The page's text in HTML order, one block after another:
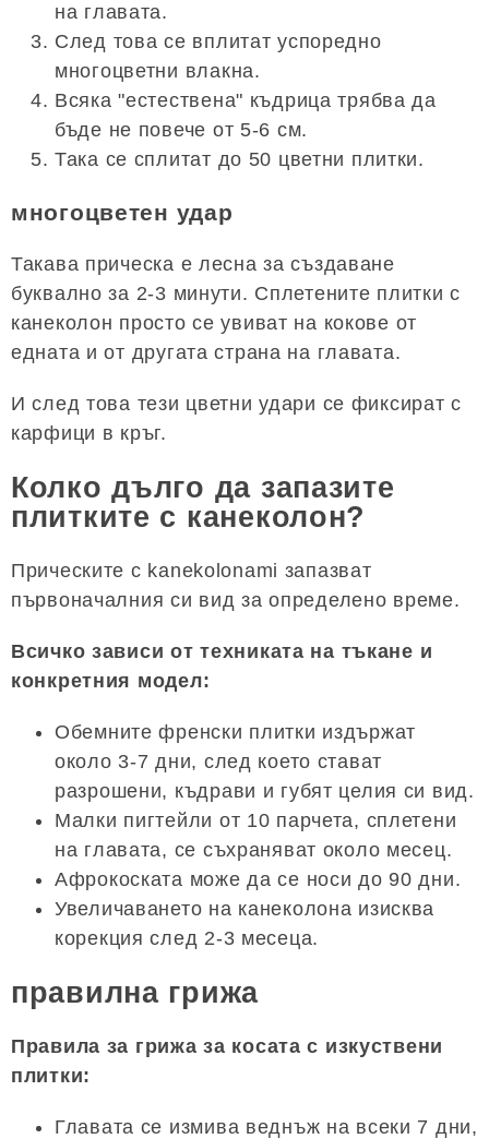
на главата.
След това се вплитат успоредно
многоцветни влакна.
Всяка "естествена" къдрица трябва да
бъде не повече от 5-6 см.
Така се сплитат до 50 цветни плитки.
многоцветен удар
Такава прическа е лесна за създаване
буквално за 2-3 минути. Сплетените плитки с
канеколон просто се увиват на кокове от
едната и от другата страна на главата.
И след това тези цветни удари се фиксират с
карфици в кръг.
Колко дълго да запазите
плитките с канеколон?
Прическите с kanekolonami запазват
първоначалния си вид за определено време.
Всичко зависи от техниката на тъкане и
конкретния модел:
Обемните френски плитки издържат
около 3-7 дни, след което стават
разрошени, къдрави и губят целия си вид.
Малки пигтейли от 10 парчета, сплетени
на главата, се съхраняват около месец.
Афрокоската може да се носи до 90 дни.
Увеличаването на канеколона изисква
корекция след 2-3 месеца.
правилна грижа
Правила за грижа за косата с изкуствени
плитки:
Главата се измива веднъж на всеки 7 дни,